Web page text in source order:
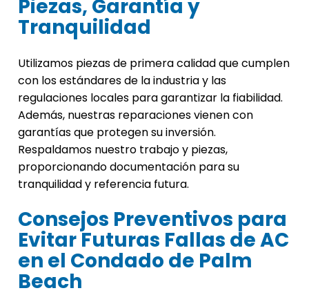
Piezas, Garantía y
Tranquilidad
Utilizamos piezas de primera calidad que cumplen
con los estándares de la industria y las
regulaciones locales para garantizar la fiabilidad.
Además, nuestras reparaciones vienen con
garantías que protegen su inversión.
Respaldamos nuestro trabajo y piezas,
proporcionando documentación para su
tranquilidad y referencia futura.
Consejos Preventivos para
Evitar Futuras Fallas de AC
en el Condado de Palm
Beach